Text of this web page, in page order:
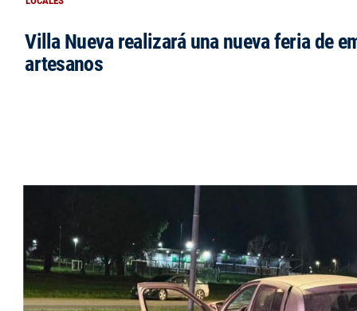
Villa Nueva realizará una nueva feria de
artesanos